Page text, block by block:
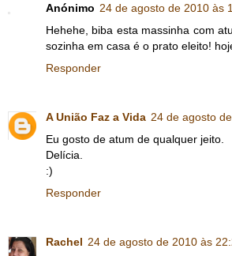
Anónimo 24 de agosto de 2010 às
Hehehe, biba esta massinha com
sozinha em casa é o prato eleito!
Responder
A União Faz a Vida 24 de agosto
Eu gosto de atum de qualquer jeito.
Delícia.
:)
Responder
Rachel 24 de agosto de 2010 às